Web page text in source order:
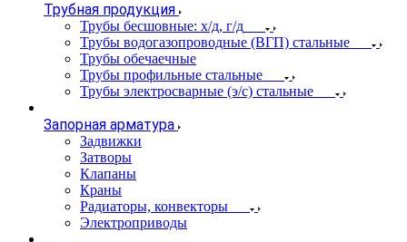
Трубная продукция
Трубы бесшовные: х/д, г/д
Трубы водогазопроводные (ВГП) стальные
Трубы обечаечные
Трубы профильные стальные
Трубы электросварные (э/с) стальные
Запорная арматура
Задвижки
Затворы
Клапаны
Краны
Радиаторы, конвекторы
Электроприводы